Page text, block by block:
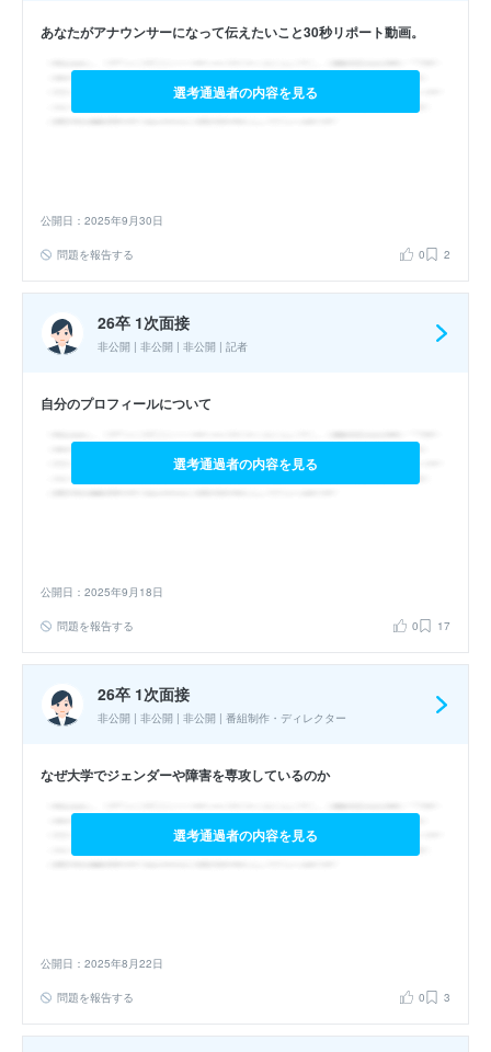
あなたがアナウンサーになって伝えたいこと30秒リポート動画。
選考通過者の内容を見る
公開日：2025年9月30日
問題を報告する 0 2
26卒 1次面接
非公開 | 非公開 | 非公開 | 記者
自分のプロフィールについて
選考通過者の内容を見る
公開日：2025年9月18日
問題を報告する 0 17
26卒 1次面接
非公開 | 非公開 | 非公開 | 番組制作・ディレクター
なぜ大学でジェンダーや障害を専攻しているのか
選考通過者の内容を見る
公開日：2025年8月22日
問題を報告する 0 3